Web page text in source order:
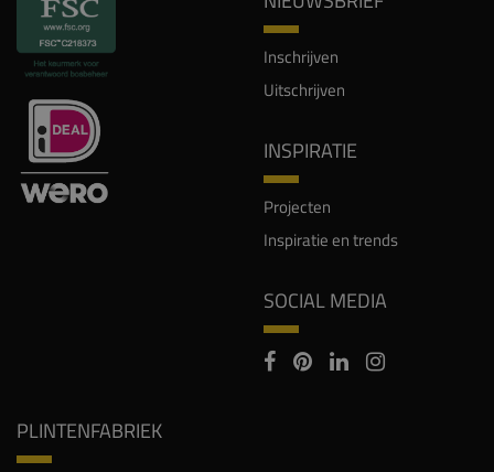
Inschrijven
Uitschrijven
INSPIRATIE
Projecten
Inspiratie en trends
SOCIAL MEDIA
PLINTENFABRIEK